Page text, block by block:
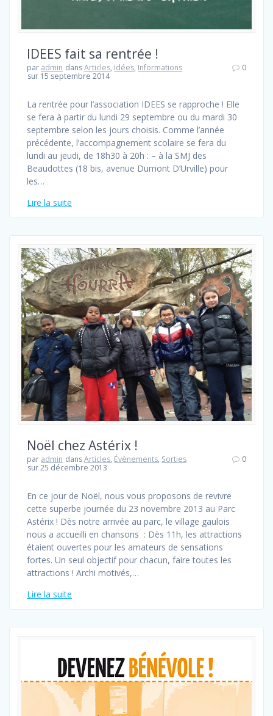
IDEES fait sa rentrée !
par admin dansArticles, Idées, Informations
sur 15 septembre 2014
0
La rentrée pour l’association IDEES se rapproche ! Elle
se fera à partir du lundi 29 septembre ou du mardi 30
septembre selon les jours choisis. Comme l’année
précédente, l’accompagnement scolaire se fera du
lundi au jeudi, de 18h30 à 20h : – à la SMJ des
Beaudottes (18 bis, avenue Dumont D’Urville) pour
les…
Lire la suite
Noël chez Astérix !
par admin dansArticles, Évènements, Sorties
sur 25 décembre 2013
0
En ce jour de Noël, nous vous proposons de revivre
cette superbe journée du 23 novembre 2013 au Parc
Astérix ! Dès notre arrivée au parc, le village gaulois
nous a accueilli en chansons : Dès 11h, les attractions
étaient ouvertes pour les amateurs de sensations
fortes. Un seul objectif pour chacun, faire toutes les
attractions ! Archi motivés,…
Lire la suite